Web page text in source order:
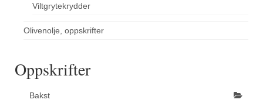
Viltgrytekrydder
Olivenolje, oppskrifter
Oppskrifter
Bakst